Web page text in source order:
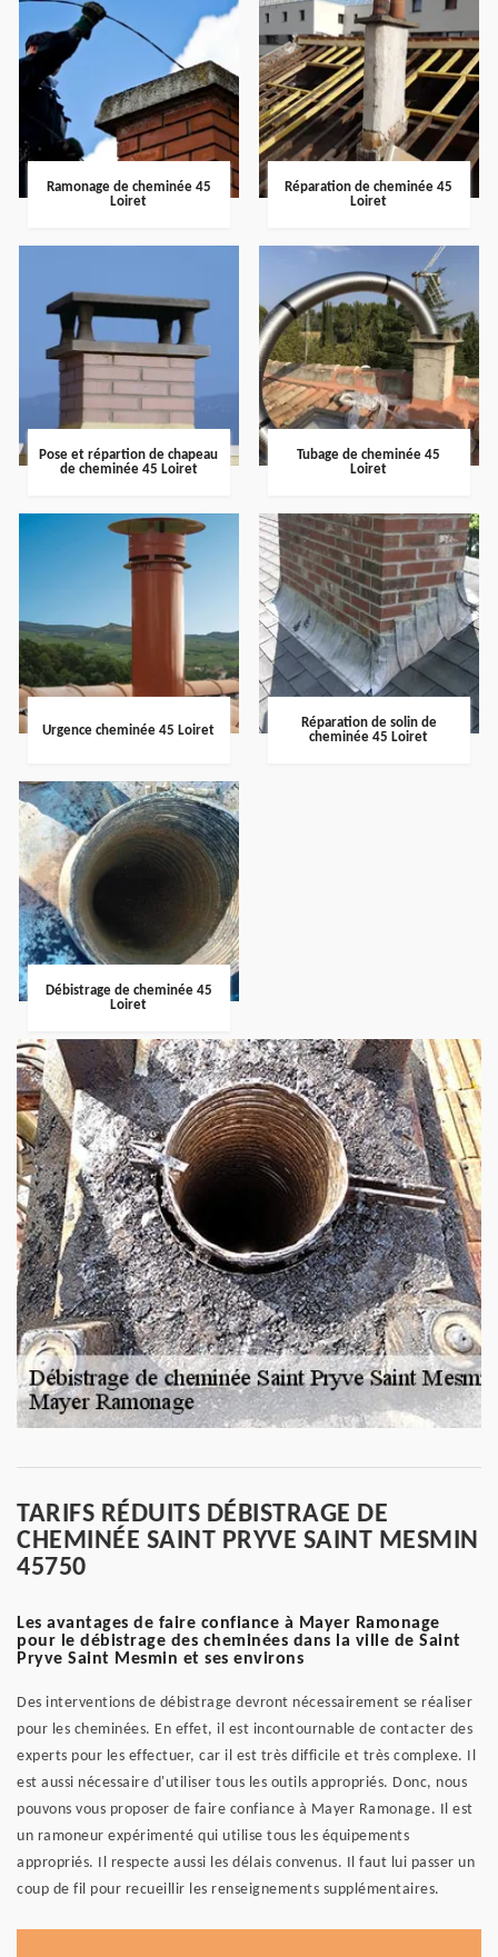
Ramonage de cheminée 45
Loiret
Réparation de cheminée 45
Loiret
Pose et répartion de chapeau
de cheminée 45 Loiret
Tubage de cheminée 45
Loiret
Urgence cheminée 45 Loiret
Réparation de solin de
cheminée 45 Loiret
Débistrage de cheminée 45
Loiret
TARIFS RÉDUITS DÉBISTRAGE DE
CHEMINÉE SAINT PRYVE SAINT MESMIN
45750
Les avantages de faire confiance à Mayer Ramonage
pour le débistrage des cheminées dans la ville de Saint
Pryve Saint Mesmin et ses environs
Des interventions de débistrage devront nécessairement se réaliser
pour les cheminées. En effet, il est incontournable de contacter des
experts pour les effectuer, car il est très difficile et très complexe. Il
est aussi nécessaire d'utiliser tous les outils appropriés. Donc, nous
pouvons vous proposer de faire confiance à Mayer Ramonage. Il est
un ramoneur expérimenté qui utilise tous les équipements
appropriés. Il respecte aussi les délais convenus. Il faut lui passer un
coup de fil pour recueillir les renseignements supplémentaires.